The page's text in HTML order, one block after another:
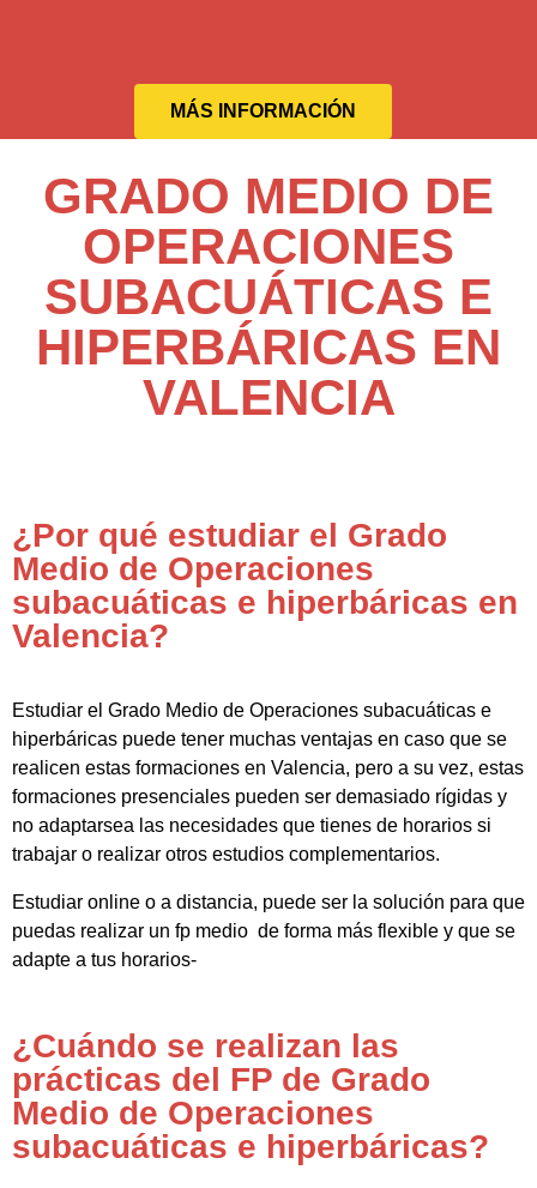
MÁS INFORMACIÓN
GRADO MEDIO DE
OPERACIONES
SUBACUÁTICAS E
HIPERBÁRICAS EN
VALENCIA
¿Por qué estudiar el Grado
Medio de Operaciones
subacuáticas e hiperbáricas en
Valencia?
Estudiar el Grado Medio de Operaciones subacuáticas e
hiperbáricas puede tener muchas ventajas en caso que se
realicen estas formaciones en Valencia, pero a su vez, estas
formaciones presenciales pueden ser demasiado rígidas y
no adaptarsea las necesidades que tienes de horarios si
trabajar o realizar otros estudios complementarios.
Estudiar online o a distancia, puede ser la solución para que
puedas realizar un fp medio de forma más flexible y que se
adapte a tus horarios-
¿Cuándo se realizan las
prácticas del FP de Grado
Medio de Operaciones
subacuáticas e hiperbáricas?